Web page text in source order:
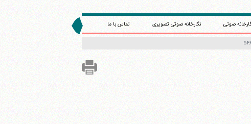
صوتی نگارخانه صوتی تصویری تماس با ما